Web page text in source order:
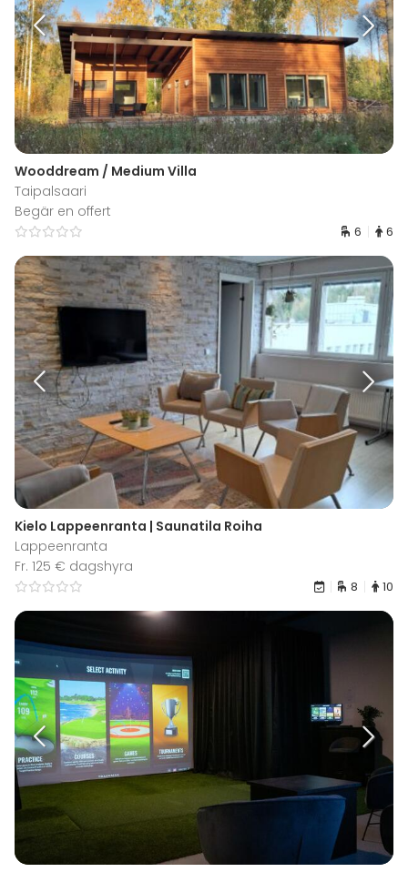
Wooddream / Medium Villa
Taipalsaari
Begär en offert
6 6
Kielo Lappeenranta | Saunatila Roiha
Lappeenranta
Fr. 125 € dagshyra
8 10